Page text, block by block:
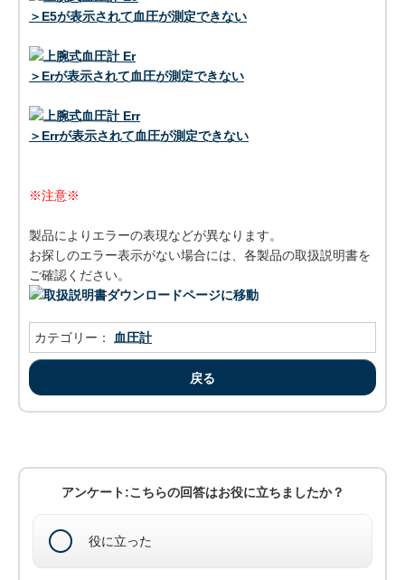
＞E5が表示されて血圧が測定できない
＞Erが表示されて血圧が測定できない
＞Errが表示されて血圧が測定できない
※注意※
製品によりエラーの表現などが異なります。
お探しのエラー表示がない場合には、各製品の取扱説明書を
ご確認ください。
カテゴリー： 血圧計
戻る
アンケート:こちらの回答はお役に立ちましたか？
役に立った